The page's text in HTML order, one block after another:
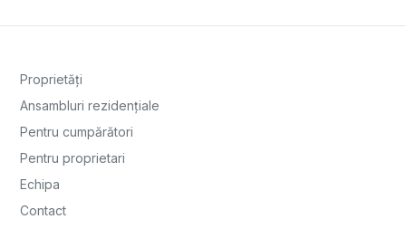
Proprietăți
Ansambluri rezidențiale
Pentru cumpărători
Pentru proprietari
Echipa
Contact